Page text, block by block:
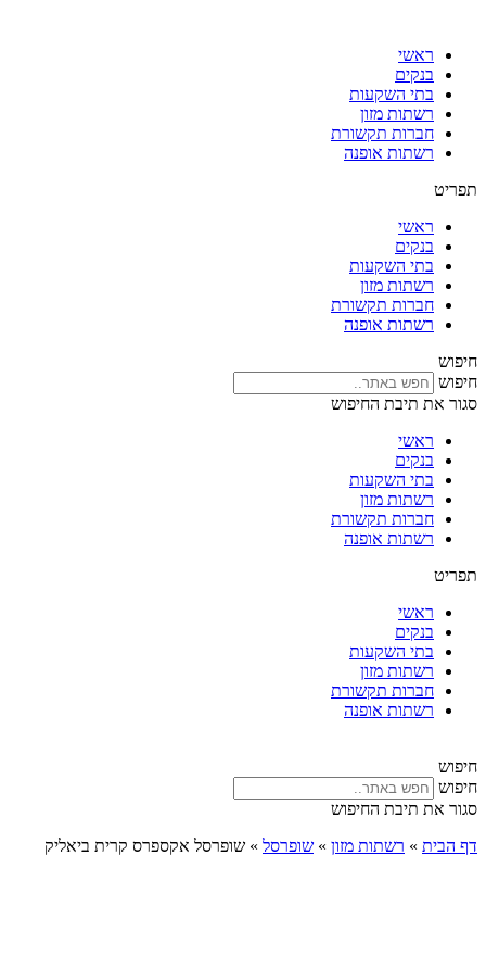
ראשי
בנקים
בתי השקעות
רשתות מזון
חברות תקשורת
רשתות אופנה
תפריט
ראשי
בנקים
בתי השקעות
רשתות מזון
חברות תקשורת
רשתות אופנה
חיפוש
חיפוש
סגור את תיבת החיפוש
ראשי
בנקים
בתי השקעות
רשתות מזון
חברות תקשורת
רשתות אופנה
תפריט
ראשי
בנקים
בתי השקעות
רשתות מזון
חברות תקשורת
רשתות אופנה
חיפוש
חיפוש
סגור את תיבת החיפוש
דף הבית » רשתות מזון » שופרסל » שופרסל אקספרס קרית ביאליק